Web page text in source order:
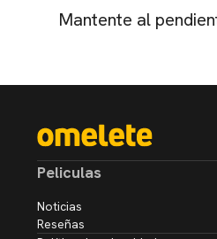
Mantente al
Peliculas
Noticias
Reseñas